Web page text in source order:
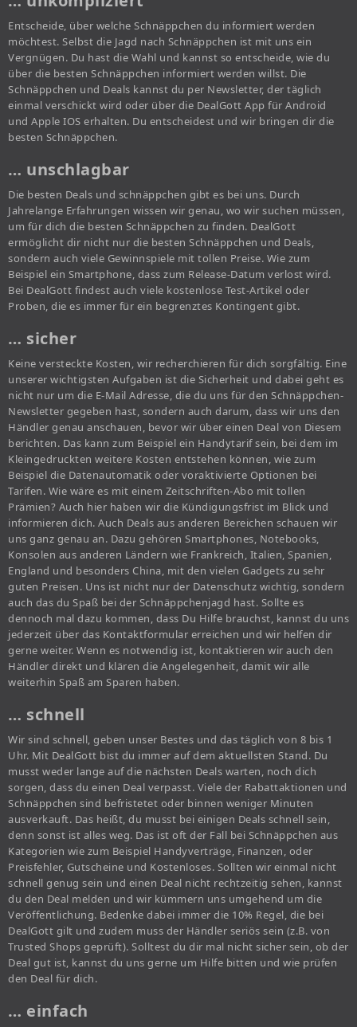
Entscheide, über welche Schnäppchen du informiert werden
möchtest. Selbst die Jagd nach Schnäppchen ist mit uns ein
Vergnügen. Du hast die Wahl und kannst so entscheide, wie du
über die besten Schnäppchen informiert werden willst. Die
Schnäppchen und Deals kannst du per Newsletter, der täglich
einmal verschickt wird oder über die DealGott App für Android
und Apple IOS erhalten. Du entscheidest und wir bringen dir die
besten Schnäppchen.
… unschlagbar
Die besten Deals und schnäppchen gibt es bei uns. Durch
Jahrelange Erfahrungen wissen wir genau, wo wir suchen müssen,
um für dich die besten Schnäppchen zu finden. DealGott
ermöglicht dir nicht nur die besten Schnäppchen und Deals,
sondern auch viele Gewinnspiele mit tollen Preise. Wie zum
Beispiel ein Smartphone, dass zum Release-Datum verlost wird.
Bei DealGott findest auch viele kostenlose Test-Artikel oder
Proben, die es immer für ein begrenztes Kontingent gibt.
… sicher
Keine versteckte Kosten, wir recherchieren für dich sorgfältig. Eine
unserer wichtigsten Aufgaben ist die Sicherheit und dabei geht es
nicht nur um die E-Mail Adresse, die du uns für den Schnäppchen-
Newsletter gegeben hast, sondern auch darum, dass wir uns den
Händler genau anschauen, bevor wir über einen Deal von Diesem
berichten. Das kann zum Beispiel ein Handytarif sein, bei dem im
Kleingedruckten weitere Kosten entstehen können, wie zum
Beispiel die Datenautomatik oder voraktivierte Optionen bei
Tarifen. Wie wäre es mit einem Zeitschriften-Abo mit tollen
Prämien? Auch hier haben wir die Kündigungsfrist im Blick und
informieren dich. Auch Deals aus anderen Bereichen schauen wir
uns ganz genau an. Dazu gehören Smartphones, Notebooks,
Konsolen aus anderen Ländern wie Frankreich, Italien, Spanien,
England und besonders China, mit den vielen Gadgets zu sehr
guten Preisen. Uns ist nicht nur der Datenschutz wichtig, sondern
auch das du Spaß bei der Schnäppchenjagd hast. Sollte es
dennoch mal dazu kommen, dass Du Hilfe brauchst, kannst du uns
jederzeit über das Kontaktformular erreichen und wir helfen dir
gerne weiter. Wenn es notwendig ist, kontaktieren wir auch den
Händler direkt und klären die Angelegenheit, damit wir alle
weiterhin Spaß am Sparen haben.
… schnell
Wir sind schnell, geben unser Bestes und das täglich von 8 bis 1
Uhr. Mit DealGott bist du immer auf dem aktuellsten Stand. Du
musst weder lange auf die nächsten Deals warten, noch dich
sorgen, dass du einen Deal verpasst. Viele der Rabattaktionen und
Schnäppchen sind befristetet oder binnen weniger Minuten
ausverkauft. Das heißt, du musst bei einigen Deals schnell sein,
denn sonst ist alles weg. Das ist oft der Fall bei Schnäppchen aus
Kategorien wie zum Beispiel Handyverträge, Finanzen, oder
Preisfehler, Gutscheine und Kostenloses. Sollten wir einmal nicht
schnell genug sein und einen Deal nicht rechtzeitig sehen, kannst
du den Deal melden und wir kümmern uns umgehend um die
Veröffentlichung. Bedenke dabei immer die 10% Regel, die bei
DealGott gilt und zudem muss der Händler seriös sein (z.B. von
Trusted Shops geprüft). Solltest du dir mal nicht sicher sein, ob der
Deal gut ist, kannst du uns gerne um Hilfe bitten und wie prüfen
den Deal für dich.
… einfach